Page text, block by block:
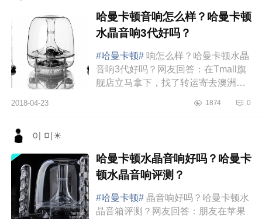
哈曼卡顿音响怎么样？哈曼卡顿
水晶音响3代好吗？
#哈曼卡顿# 响怎么样？哈曼卡顿水晶
音响3代好吗？网友回答：在Tmall旗
舰店立马拿下，找了转运寄去澳洲，
时买哈曼卡顿水晶音响3代完全是因...
2018-04-23 1874 0
이 미☀
哈曼卡顿水晶音响好吗？哈曼卡
顿水晶音响评测？
#哈曼卡顿# 晶音响好吗？哈曼卡顿水
晶音箱评测？网友回答：朋友在苹果